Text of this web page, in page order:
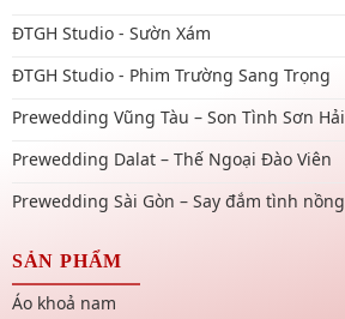
ĐTGH Studio - Sườn Xám
ĐTGH Studio - Phim Trường Sang Trọng
Prewedding Vũng Tàu – Son Tình Sơn Hải
Prewedding Dalat – Thế Ngoại Đào Viên
Prewedding Sài Gòn – Say đắm tình nồng
SẢN PHẨM
Áo khoả nam